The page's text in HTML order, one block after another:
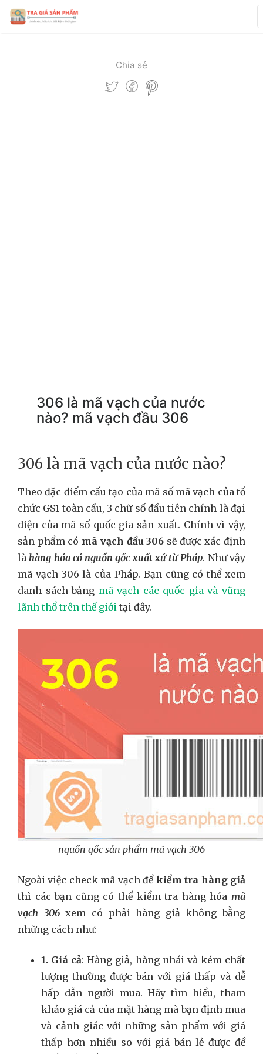
Chia sẻ
306 là mã vạch của nước
nào? mã vạch đầu 306
306 là mã vạch của nước nào?
Theo đặc điểm cấu tạo của mã số mã vạch của tổ
chức GS1 toàn cầu, 3 chữ số đầu tiên chính là đại
diện của mã số quốc gia sản xuất. Chính vì vậy,
sản phẩm có mã vạch đầu 306 sẽ được xác định
làhàng hóa có nguồn gốc xuất xứ từ Pháp. Như vậy
mã vạch 306 là của Pháp. Bạn cũng có thể xem
danh sách bảng mã vạch các quốc gia và vũng
lãnh thổ trên thế giới tại đây.
nguồn gốc sản phẩm mã vạch 306
Ngoài việc check mã vạch để kiểm tra hàng giả
thì các bạn cũng có thể kiểm tra hàng hóa mã
vạch 306xem có phải hàng giả không bằng
những cách như:
1. Giá cả: Hàng giả, hàng nhái và kém chất
lượng thường được bán với giá thấp và dễ
hấp dẫn người mua. Hãy tìm hiểu, tham
khảo giá cả của mặt hàng mà bạn định mua
và cảnh giác với những sản phẩm với giá
thấp hơn nhiều so với giá bán lẻ được đề